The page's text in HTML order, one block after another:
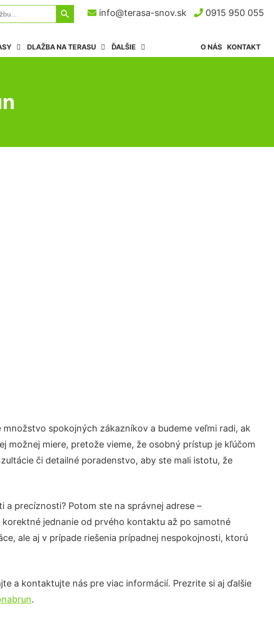
Search Button
info@terasa-snov.sk 0915 950 055
DLAŽBA NA TERASU ĎALŠIE KONTAKT
O NÁS
spokojných zákazníkov a budeme veľmi radi, ak
možnej miere, pretože vieme, že osobný prístup je kľúčom
či detailné poradenstvo, aby ste mali istotu, že
precíznosti? Potom ste na správnej adrese –
jednanie od prvého kontaktu až po samotné
ale aj v prípade riešenia prípadnej nespokojnosti, ktorú
a kontaktujte nás pre viac informácií. Prezrite si aj ďalšie
.